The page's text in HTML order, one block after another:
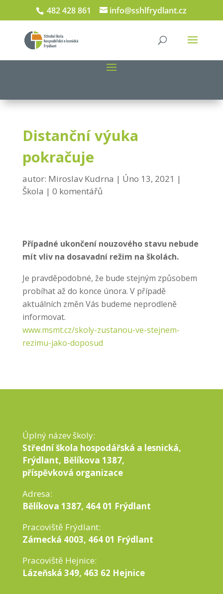
482 428 861 info@sshlfrydlant.cz
Distanční výuka
pokračuje
autor: Miroslav Kudrna
Úno 13, 2021
Škola
0 komentářů
Případné ukončení nouzového stavu nebude
mít vliv na dosavadní režim na školách.
Je pravděpodobné, že bude stejným způsobem
probíhat až do konce února. V případě
aktuálních změn Vás budeme neprodleně
informovat.
www.msmt.cz/skoly-zustanou-ve-stejnem-
rezimu-jako-doposud
Úplný název školy:
Střední škola hospodářská a lesnická,
Frýdlant, Bělíkova 1387,
příspěvková organizace
Adresa:
Bělíkova 1387, 464 01 Frýdlant
Pracoviště Frýdlant:
Zámecká 4003, 464 01 Frýdlant
Pracoviště Hejnice:
Lázeňská 349, 463 62 Hejnice